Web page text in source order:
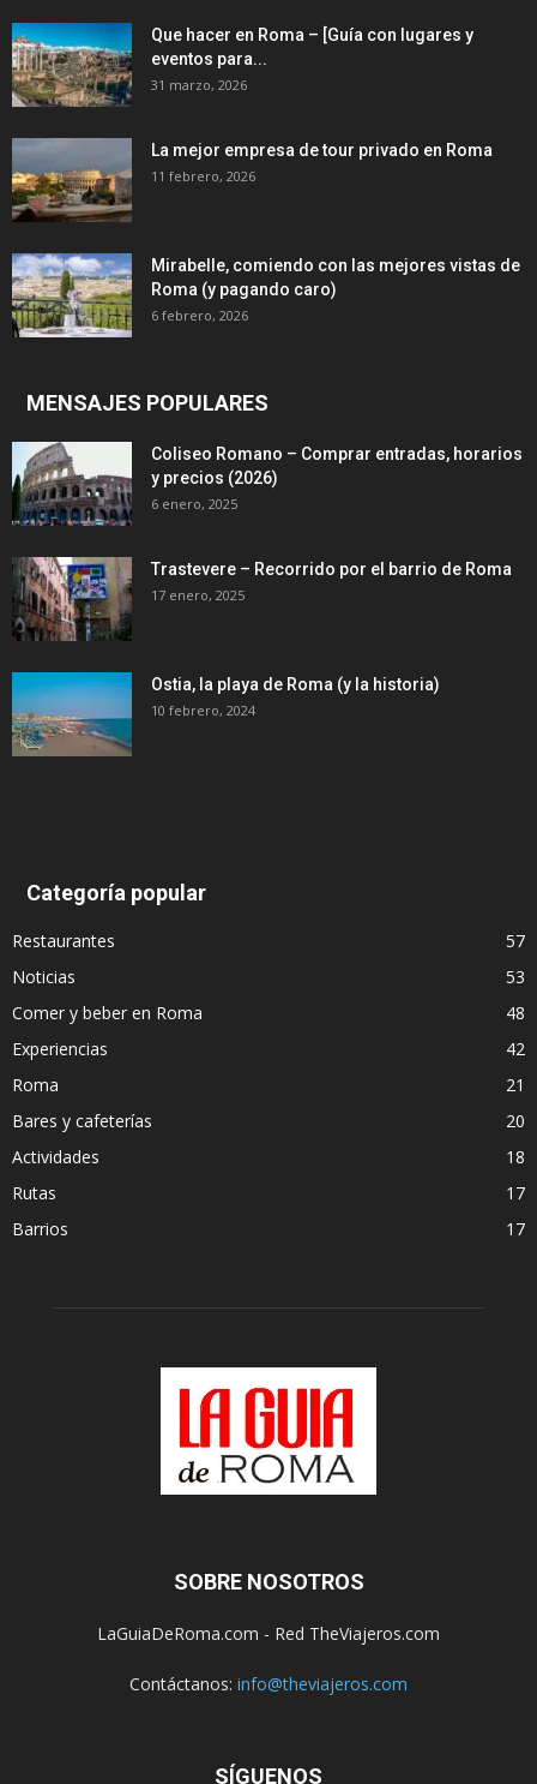
Que hacer en Roma – [Guía con lugares y
eventos para...
31 marzo, 2026
La mejor empresa de tour privado en Roma
11 febrero, 2026
Mirabelle, comiendo con las mejores vistas de
Roma (y pagando caro)
6 febrero, 2026
MENSAJES POPULARES
Coliseo Romano – Comprar entradas, horarios
y precios (2026)
6 enero, 2025
Trastevere – Recorrido por el barrio de Roma
17 enero, 2025
Ostia, la playa de Roma (y la historia)
10 febrero, 2024
Categoría popular
Restaurantes
57
Noticias
53
Comer y beber en Roma
48
Experiencias
42
Roma
21
Bares y cafeterías
20
Actividades
18
Rutas
17
Barrios
17
SOBRE NOSOTROS
LaGuiaDeRoma.com - Red TheViajeros.com
Contáctanos: info@theviajeros.com
SÍGUENOS